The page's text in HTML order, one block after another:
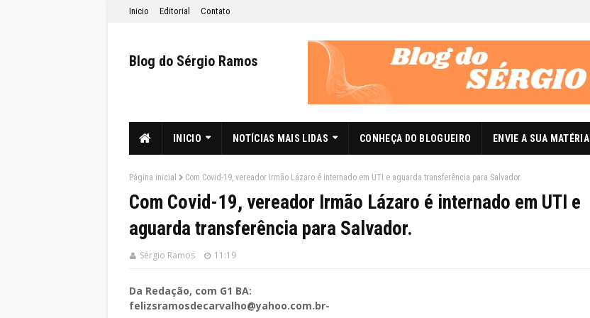
Inicio Editorial Contato
Blog do Sérgio Ramos
INICIO NOTÍCIAS MAIS LIDAS CONHEÇA DO BLOGUEIRO ENVIE A SUA MATÉRIA
Página inicial Com Covid-19, vereador Irmão Lázaro é internado em UTI e aguarda transferência para Salvador.
Com Covid-19, vereador Irmão Lázaro é internado em UTI e
aguarda transferência para Salvador.
Sérgio Ramos 11:19
Da Redação, com G1 BA:
felizsramosdecarvalho@yahoo.com.br-